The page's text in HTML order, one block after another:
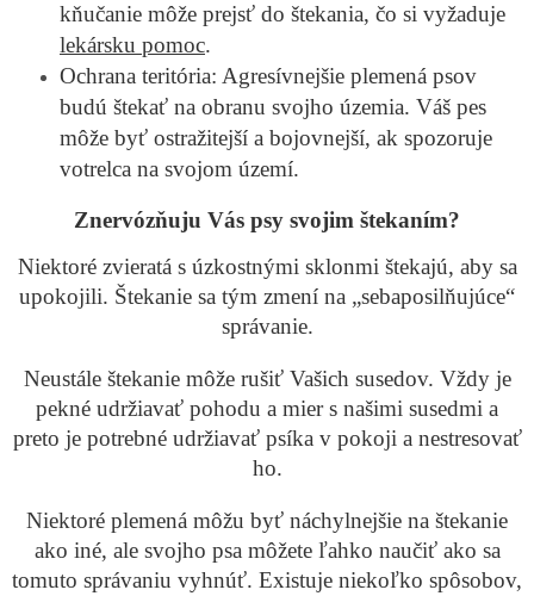
kňučanie môže prejsť do štekania, čo si vyžaduje
lekársku pomoc.
Ochrana teritória: Agresívnejšie plemená psov
budú štekať na obranu svojho územia. Váš pes
môže byť ostražitejší a bojovnejší, ak spozoruje
votrelca na svojom území.
Znervózňuju Vás psy svojim štekaním?
Niektoré zvieratá s úzkostnými sklonmi štekajú, aby sa
upokojili. Štekanie sa tým zmení na „sebaposilňujúce“
správanie.
Neustále štekanie môže rušiť Vašich susedov. Vždy je
pekné udržiavať pohodu a mier s našimi susedmi a
preto je potrebné udržiavať psíka v pokoji a nestresovať
ho.
Niektoré plemená môžu byť náchylnejšie na štekanie
ako iné, ale svojho psa môžete ľahko naučiť ako sa
tomuto správaniu vyhnúť. Existuje niekoľko spôsobov,